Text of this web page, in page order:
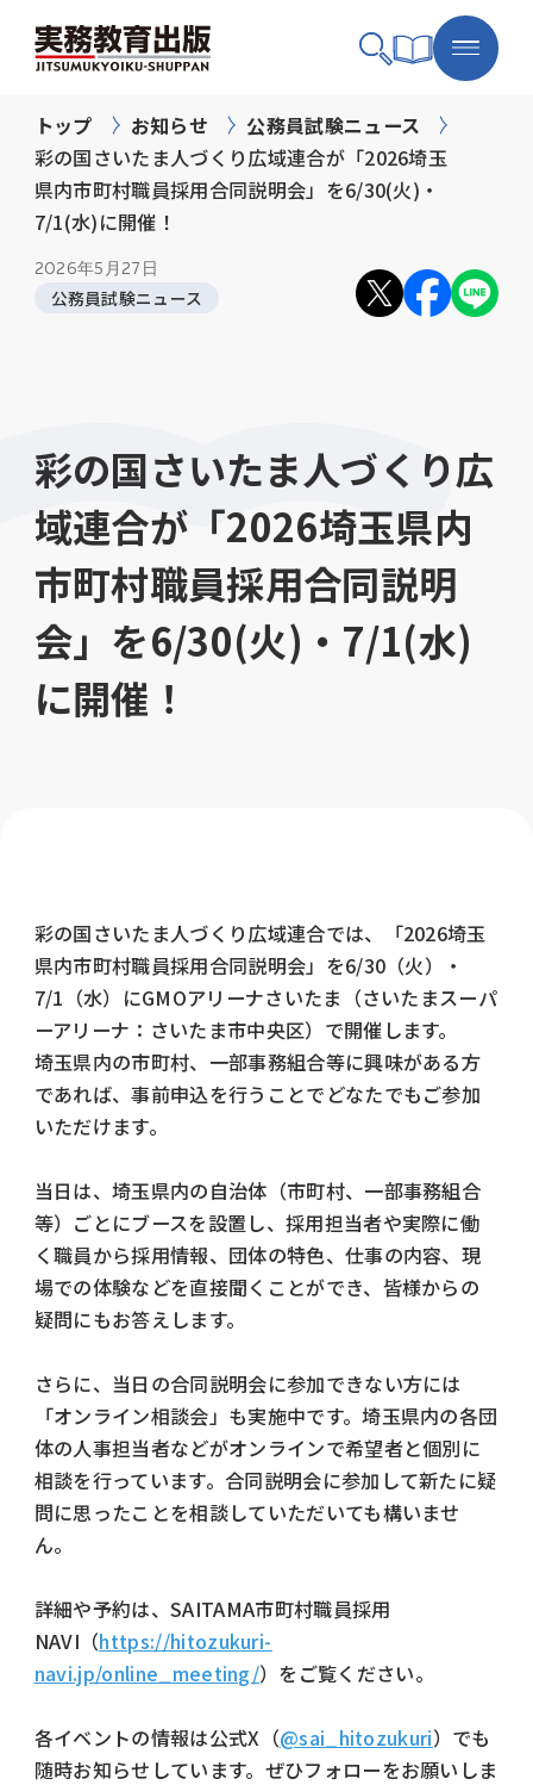
トップ お知らせ
公務員試験ニュース
彩の国さいたま人づくり広域連合が「2026埼玉
県内市町村職員採用合同説明会」を6/30(火)・
7/1(水)に開催！
2026年5月27日
公務員試験ニュース
彩の国さいたま人づくり広
域連合が「2026埼玉県内
市町村職員採用合同説明
会」を6/30(火)・7/1(水)
に開催！
彩の国さいたま人づくり広域連合では、「2026埼玉
県内市町村職員採用合同説明会」を6/30（火）・
7/1（水）にGMOアリーナさいたま（さいたまスーパ
ーアリーナ：さいたま市中央区）で開催します。
埼玉県内の市町村、一部事務組合等に興味がある方
であれば、事前申込を行うことでどなたでもご参加
いただけます。
当日は、埼玉県内の自治体（市町村、一部事務組合
等）ごとにブースを設置し、採用担当者や実際に働
く職員から採用情報、団体の特色、仕事の内容、現
場での体験などを直接聞くことができ、皆様からの
疑問にもお答えします。
さらに、当日の合同説明会に参加できない方には
「オンライン相談会」も実施中です。埼玉県内の各団
体の人事担当者などがオンラインで希望者と個別に
相談を行っています。合同説明会に参加して新たに疑
問に思ったことを相談していただいても構いませ
ん。
詳細や予約は、SAITAMA市町村職員採用
NAVI（https://hitozukuri-
navi.jp/online_meeting/）をご覧ください。
各イベントの情報は公式X（@sai_hitozukuri）でも
随時お知らせしています。ぜひフォローをお願いしま